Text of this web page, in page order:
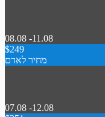
08.08 -11.08
$249
מחיר לאדם
07.08 -12.08